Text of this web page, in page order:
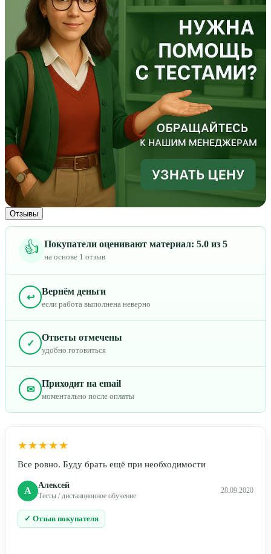
Отзывы
👍 Покупатели оценивают материал: 5.0 из 5
на основе 1 отзыв
↩
Вернём деньги
если работа выполнена неверно
✓
Ответы отмечены
удобно готовиться
✉
Приходит на email
моментально после оплаты
★★★★★
Все ровно. Буду брать ещё при необходимости
А Алексей
Тесты / дистанционное обучение
28.09.2020
✓ Отзыв покупателя